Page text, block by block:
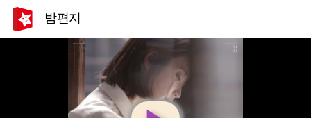
밤편지